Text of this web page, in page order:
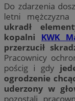
Do zdarzenia
letni
ukradł
kopalni KWK
przerzucił
Pracownicy
pościg i gdy
ogrodzenie
uderzony w